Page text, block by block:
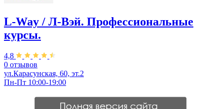
L-Way / Л-Вэй. Профессиональные
курсы.
4,8
0 отзывов
ул.Карасунская, 60, эт.2
Пн-Пт 10:00-19:00